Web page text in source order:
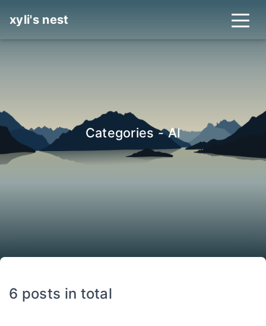
xyli's nest
Categories - AI
6 posts in total